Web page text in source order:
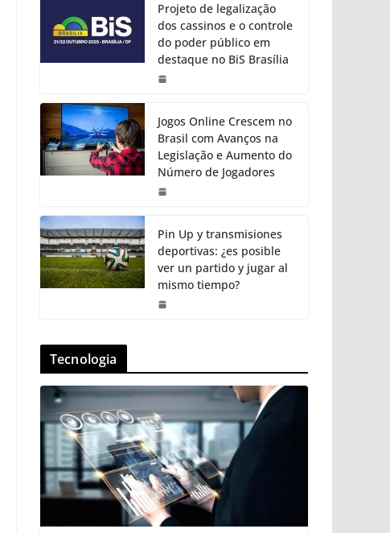
Projeto de legalização
dos cassinos e o controle
do poder público em
destaque no BiS Brasília
Jogos Online Crescem no
Brasil com Avanços na
Legislação e Aumento do
Número de Jogadores
Pin Up y transmisiones
deportivas: ¿es posible
ver un partido y jugar al
mismo tiempo?
Tecnologia